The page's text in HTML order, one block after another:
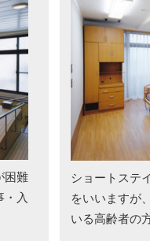
困難
・入
ショートステ
をいいますが
いる高齢者の